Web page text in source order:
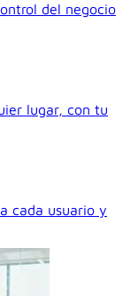
del negocio
lugar, con tu
cada usuario y